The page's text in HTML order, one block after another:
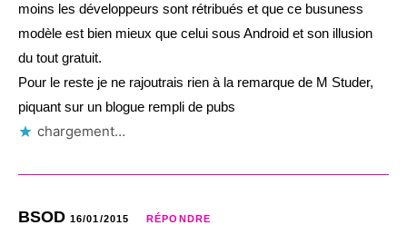
moins les développeurs sont rétribués et que ce busuness
modèle est bien mieux que celui sous Android et son illusion
du tout gratuit.
Pour le reste je ne rajoutrais rien à la remarque de M Studer,
piquant sur un blogue rempli de pubs
chargement…
BSOD 16/01/2015 RÉPONDRE